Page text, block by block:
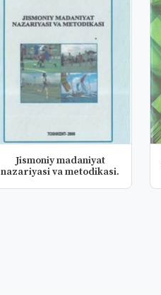
Jismoniy madaniyat
nazariyasi va metodikasi.